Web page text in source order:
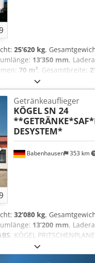
25’620 kg,
13’350 mm,
70 m³, Gesamtbreite:
System
* 4 Reihen
Aiszlvzrs Ssf *
Babenhausen 353 km
Getränkeauflieger
KÖGELSN 24
DESYSTEM*
32’080 kg,
13’200 mm,
, KÖGEL
HISTORIE ?
?